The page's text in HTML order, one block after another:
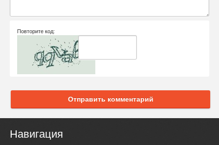
Повторите код:
Отправить комментарий
Навигация